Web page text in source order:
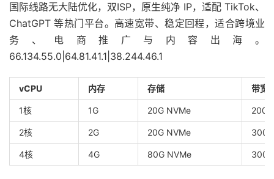
国际线路无大陆优化，双ISP，原生纯净 IP，适配 TikTok、
ChatGPT 等热门平台。高速宽带、稳定回程，适合跨境业
务、电商推广与内容出海。
66.134.55.0|64.81.41.1|38.244.46.1
vCPU 内存 存储 带宽
1核 1G 20G NVMe
2核 2G 20G NVMe
4核 4G 80G NVMe